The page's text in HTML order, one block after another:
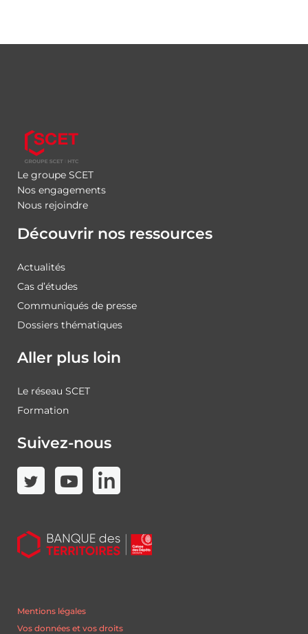
Le groupe SCET
Nos engagements
Nous rejoindre
Découvrir nos ressources
Actualités
Cas d’études
Communiqués de presse
Dossiers thématiques
Aller plus loin
Le réseau SCET
Formation
Suivez-nous
Mentions légales
Vos données et vos droits